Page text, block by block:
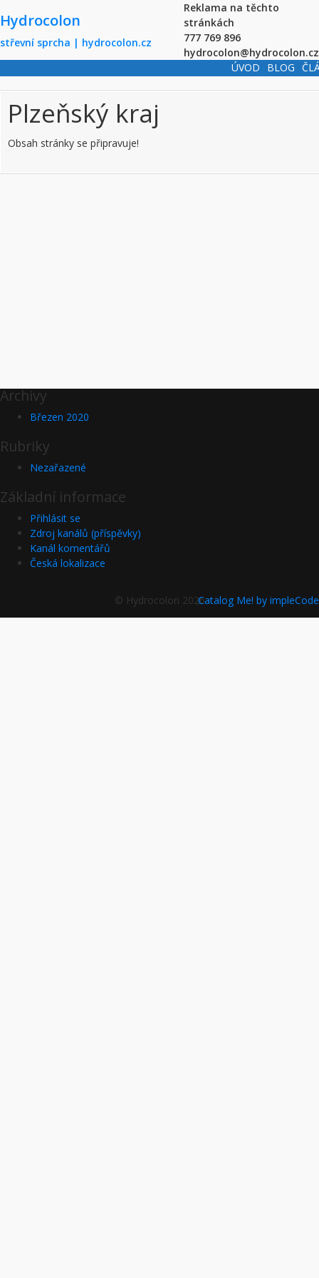
Hydrocolon
střevní sprcha | hydrocolon.cz
Reklama na těchto
stránkách
777 769 896
hydrocolon@hydrocolon.cz
ÚVOD
BLOG
Plzeňský kraj
Obsah stránky se připravuje!
Archivy
Březen 2020
Rubriky
Nezařazené
Základní informace
Přihlásit se
Zdroj kanálů (příspěvky)
Kanál komentářů
Česká lokalizace
© Hydrocolon 2026Catalog Me! by impleCode